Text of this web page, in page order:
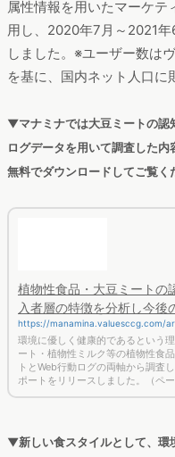
1位は、味噌を中心とした
HP内の、大豆ミートの使
レトルトタイプ、乾燥タイ
の大豆ミートのそれぞれの
2位以降も、レシピ系のサ
しています。掛け合わせワ
まとめ：マクドナルドも
健康志向の高まりや環境
が高まる大豆ミート。一
をかけて世の中に浸透し
広がり、ハンバーガーチェ
ています。このように身近